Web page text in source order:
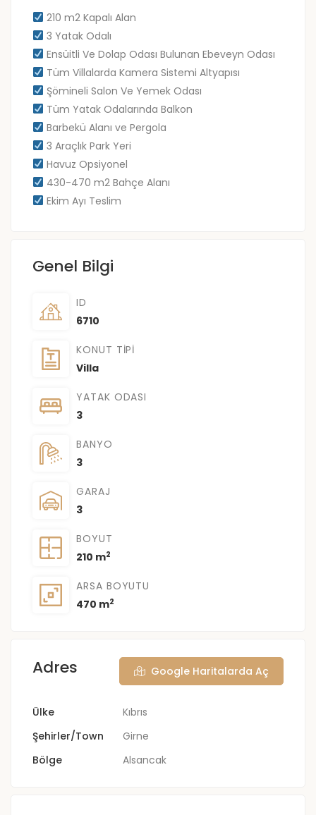
210 m2 Kapalı Alan
3 Yatak Odalı
Ensüitli Ve Dolap Odası Bulunan Ebeveyn Odası
Tüm Villalarda Kamera Sistemi Altyapısı
Şömineli Salon Ve Yemek Odası
Tüm Yatak Odalarında Balkon
Barbekü Alanı ve Pergola
3 Araçlık Park Yeri
Havuz Opsiyonel
430-470 m2 Bahçe Alanı
Ekim Ayı Teslim
Genel Bilgi
ID
6710
KONUT TIPI
Villa
YATAK ODASI
3
BANYO
3
GARAJ
3
BOYUT
210 m2
ARSA BOYUTU
470 m2
Adres Google Haritalarda Aç
Ülke
Kıbrıs
Şehirler/Town
Girne
Bölge
Alsancak